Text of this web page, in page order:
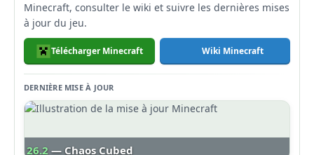
Minecraft, consulter le wiki et suivre les dernières mises
à jour du jeu.
Télécharger Minecraft Wiki Minecraft
DERNIÈRE MISE À JOUR
26.2 — Chaos Cubed